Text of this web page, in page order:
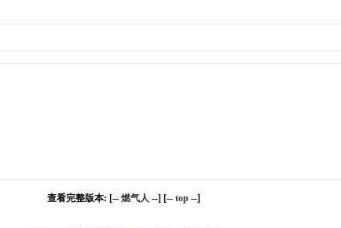
查看完整版本: [-- 燃气人 --] [-- top--]